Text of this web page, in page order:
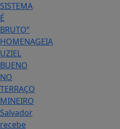
SISTEMA
É
BRUTO”
HOMENAGEIA
UZIEL
BUENO
NO
TERRAÇO
MINEIRO
Salvador
recebe